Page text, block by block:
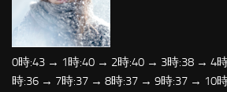
0時:43 → 1時:40 → 2時:40 → 3時:38 → 4
時:36 → 7時:37 → 8時:37 → 9時:37 → 10